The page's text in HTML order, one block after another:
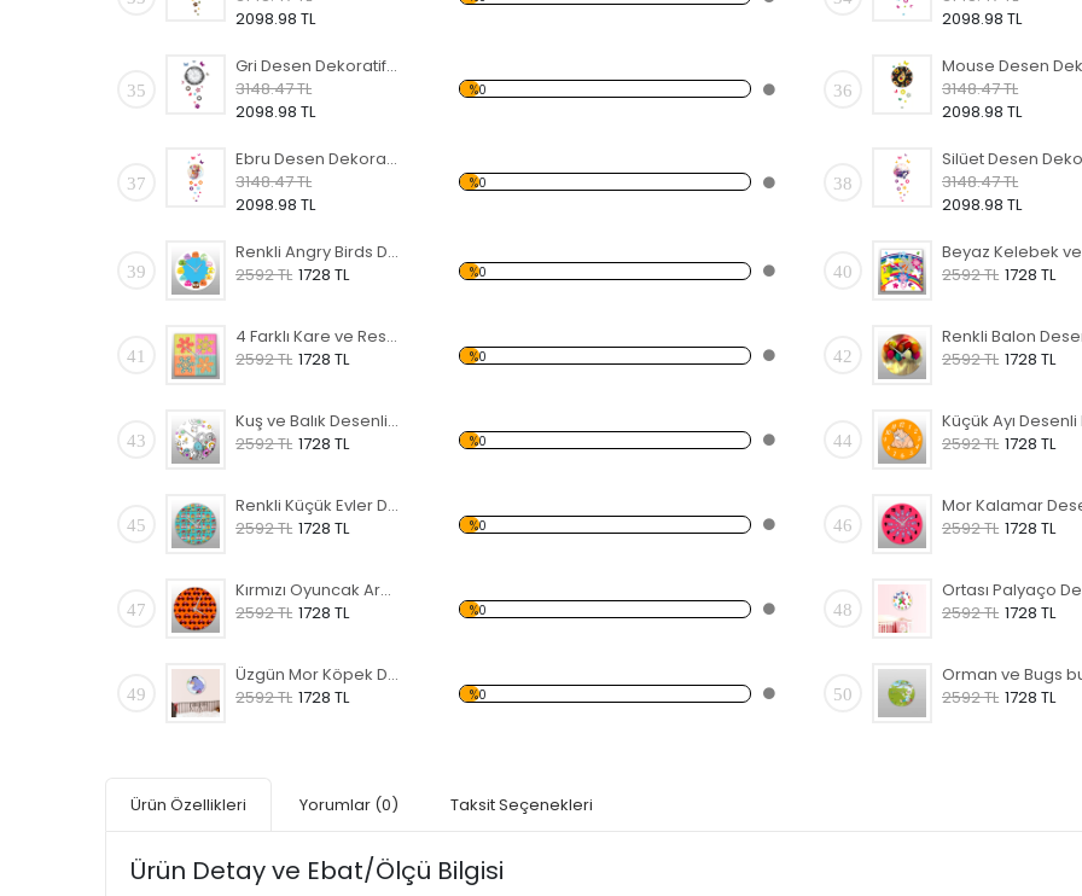
2098.98 TL
2098.98 TL
35
Gri Desen Dekoratif Saat
3148.47 TL
2098.98 TL
%0 36
3148.47 TL
2098.98 TL
37
Ebru Desen Dekoratif Saat
3148.47 TL
2098.98 TL
%0 38
3148.47 TL
2098.98 TL
39
Renkli Angry Birds Desenli Dekoratif Duvar Saati
2592 TL 1728 TL %0 40 2592 TL 1728 TL
41
4 Farklı Kare ve Resim Desenli Dekoratif Duvar Saati
2592 TL 1728 TL %0 42 2592 TL 1728 TL
43
Kuş ve Balık Desenli Dekoratif Duvar Saati
2592 TL 1728 TL %0 44 2592 TL 1728 TL
45
Renkli Küçük Evler Desenli Dekoratif Duvar Saati
2592 TL 1728 TL %0 46 2592 TL 1728 TL
47
Kırmızı Oyuncak Araba Desenli Dekoratif Duvar Saati
2592 TL 1728 TL %0 48 2592 TL 1728 TL
49
Üzgün Mor Köpek Desenli Dekoratif Duvar Saati
2592 TL 1728 TL %0 50 2592 TL 1728 TL
Ürün Özellikleri Yorumlar (0) Taksit Seçenekleri
Ürün Detay ve Ebat/Ölçü Bilgisi